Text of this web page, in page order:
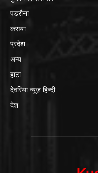
पडरौना
कसया
प्रदेश
अन्य
हाटा
देवरिया न्यूज़ हिन्दी
देश